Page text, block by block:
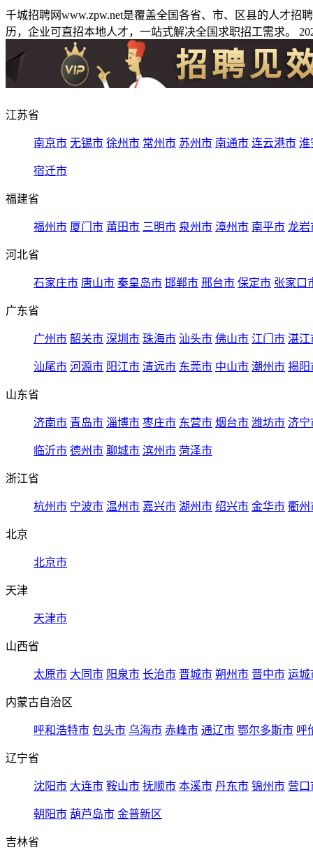
千城招聘网www.zpw.net是覆盖全国各省、市、区县的人才
历，企业可直招本地人才，一站式解决全国求职招工需求。
江苏省
南京市 无锡市 徐州市 常州市 苏州市 南通市 连云港市 淮
宿迁市
福建省
福州市 厦门市 莆田市 三明市 泉州市 漳州市 南平市 龙岩
河北省
石家庄市 唐山市 秦皇岛市 邯郸市 邢台市 保定市 张家口
广东省
广州市 韶关市 深圳市 珠海市 汕头市 佛山市 江门市 湛江
汕尾市 河源市 阳江市 清远市 东莞市 中山市 潮州市 揭阳
山东省
济南市 青岛市 淄博市 枣庄市 东营市 烟台市 潍坊市 济宁
临沂市 德州市 聊城市 滨州市 菏泽市
浙江省
杭州市 宁波市 温州市 嘉兴市 湖州市 绍兴市 金华市 衢州
北京
北京市
天津
天津市
山西省
太原市 大同市 阳泉市 长治市 晋城市 朔州市 晋中市 运城
内蒙古自治区
呼和浩特市 包头市 乌海市 赤峰市 通辽市 鄂尔多斯市 呼
辽宁省
沈阳市 大连市 鞍山市 抚顺市 本溪市 丹东市 锦州市 营口
朝阳市 葫芦岛市 金普新区
吉林省